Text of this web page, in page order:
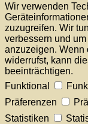
Wir verwenden
zuzugreifen. Wir
verbessern und
anzuzeigen. Wenn
widerrufst, kann
beeinträchtigen.
Funktional
Präferenzen
Statistiken